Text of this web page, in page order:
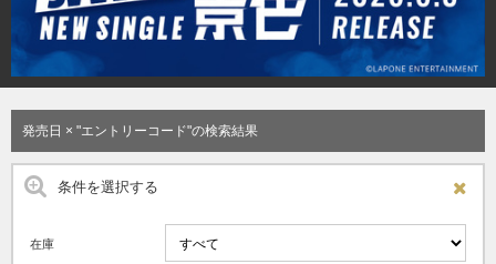
発売日 × "エントリーコード"の検索結果
条件を選択する
在庫